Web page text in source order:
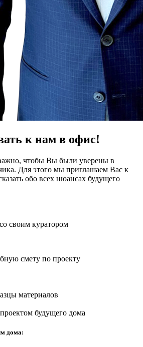
к нам в офис!
чтобы Вы были уверены в
Для этого мы приглашаем Вас к
обо всех нюансах будущего
со своим куратором
смету по проекту
материалов
будущего дома
дома: